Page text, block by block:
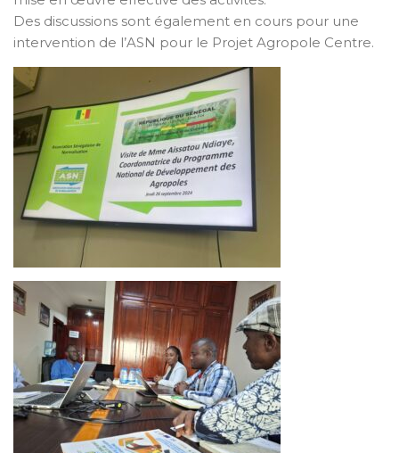
Des discussions sont également en cours pour une
intervention de l’ASN pour le Projet Agropole Centre.